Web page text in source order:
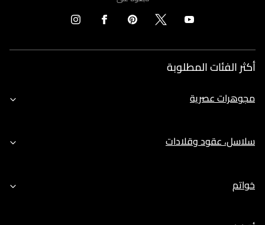
أكثر الفئات المطلوبة
مجوهرات عصرية
سلاسل، عقود وقلادات
خواتم